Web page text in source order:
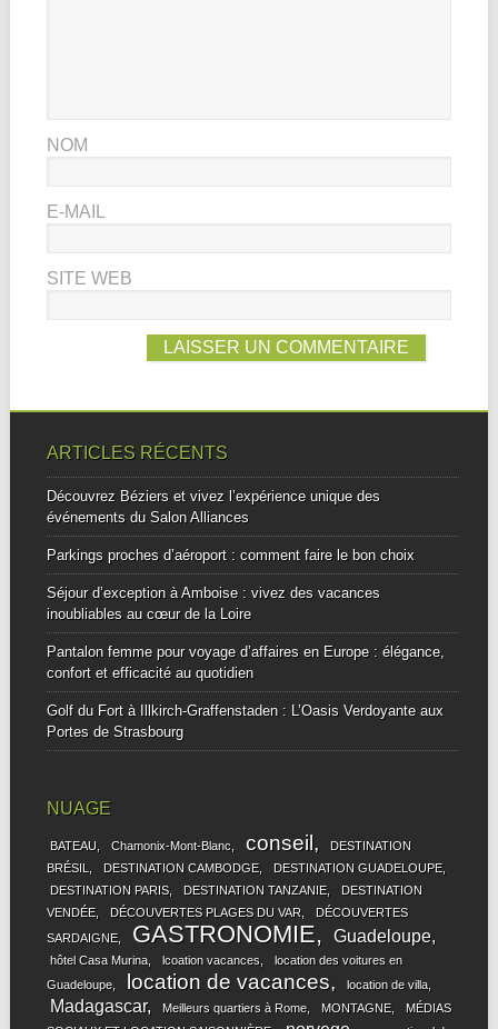
NOM
E-MAIL
SITE WEB
ARTICLES RÉCENTS
Découvrez Béziers et vivez l’expérience unique des
événements du Salon Alliances
Parkings proches d’aéroport : comment faire le bon choix
Séjour d’exception à Amboise : vivez des vacances
inoubliables au cœur de la Loire
Pantalon femme pour voyage d’affaires en Europe : élégance,
confort et efficacité au quotidien
Golf du Fort à Illkirch-Graffenstaden : L’Oasis Verdoyante aux
Portes de Strasbourg
NUAGE
BATEAU Chamonix-Mont-Blanc conseil
DESTINATION
BRÉSIL
DESTINATION CAMBODGE
DESTINATION GUADELOUPE
DESTINATION PARIS
DESTINATION TANZANIE
DESTINATION
VENDÉE
DÉCOUVERTES PLAGES DU VAR
DÉCOUVERTES
SARDAIGNE
GASTRONOMIE Guadeloupe
hôtel Casa Murina lcoation vacances
location des voitures en
Guadeloupe
location de vacances location de villa
Madagascar Meilleurs quartiers à Rome MONTAGNE
MÉDIAS